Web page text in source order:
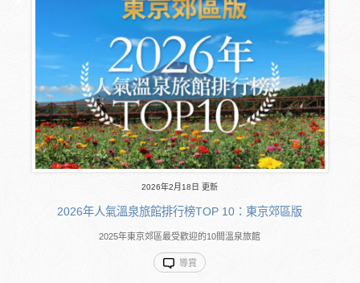
2026年2月18日 更新
2026年人氣溫泉旅館排行榜TOP 10：東京郊區版
2025年東京郊區最受歡迎的10間溫泉旅館
導賞